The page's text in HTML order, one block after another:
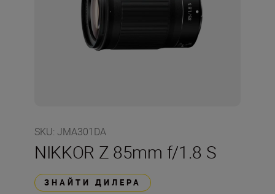
SKU: JMA301DA
NIKKOR Z 85mm f/1.8 S
ЗНАЙТИ ДИЛЕРА